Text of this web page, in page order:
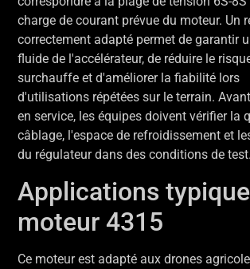
charge de courant prévue du moteur. Un
correctement adapté permet de garantir
fluide de l'accélérateur, de réduire le
surchauffe et d'améliorer la fiabilité lors
d'utilisations répétées sur le terrain.
en service, les équipes doivent vérifier la
câblage, l'espace de refroidissement et
du régulateur dans des conditions de test.
Applications
moteur 4315
Ce moteur est adapté aux drones